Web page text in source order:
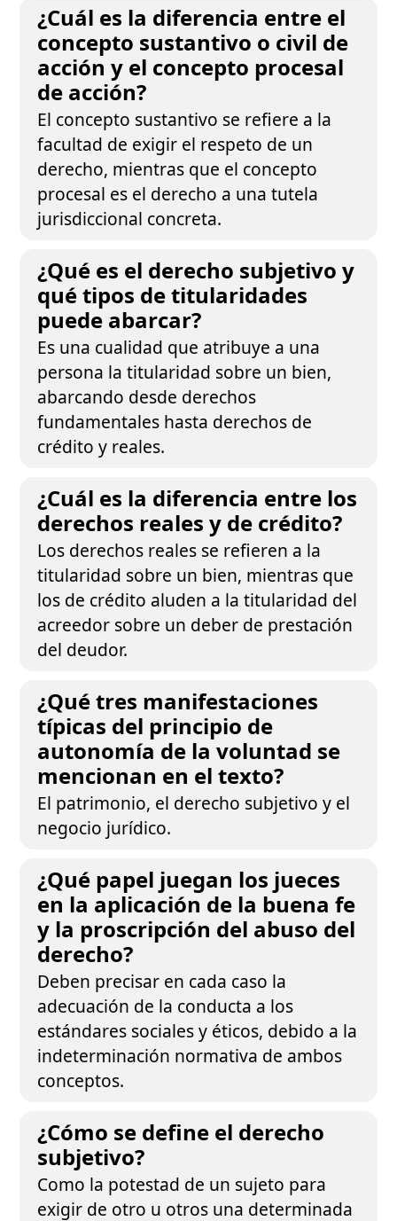
¿Cuál es la diferencia entre el
concepto sustantivo o civil de
acción y el concepto procesal
de acción?
El concepto sustantivo se refiere a la
facultad de exigir el respeto de un
derecho, mientras que el concepto
procesal es el derecho a una tutela
jurisdiccional concreta.
¿Qué es el derecho subjetivo y
qué tipos de titularidades
puede abarcar?
Es una cualidad que atribuye a una
persona la titularidad sobre un bien,
abarcando desde derechos
fundamentales hasta derechos de
crédito y reales.
¿Cuál es la diferencia entre los
derechos reales y de crédito?
Los derechos reales se refieren a la
titularidad sobre un bien, mientras que
los de crédito aluden a la titularidad del
acreedor sobre un deber de prestación
del deudor.
¿Qué tres manifestaciones
típicas del principio de
autonomía de la voluntad se
mencionan en el texto?
El patrimonio, el derecho subjetivo y el
negocio jurídico.
¿Qué papel juegan los jueces
en la aplicación de la buena fe
y la proscripción del abuso del
derecho?
Deben precisar en cada caso la
adecuación de la conducta a los
estándares sociales y éticos, debido a la
indeterminación normativa de ambos
conceptos.
¿Cómo se define el derecho
subjetivo?
Como la potestad de un sujeto para
exigir de otro u otros una determinada